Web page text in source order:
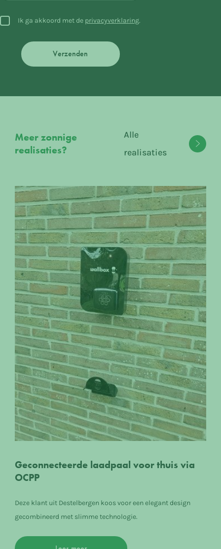
Ik ga akkoord met de privacyverklaring.
Verzenden
Meer zonnige
realisaties?
Alle
realisaties
Geconnecteerde laadpaal voor thuis via
OCPP
Deze klant uit Destelbergen koos voor een elegant design
gecombineerd met slimme technologie.